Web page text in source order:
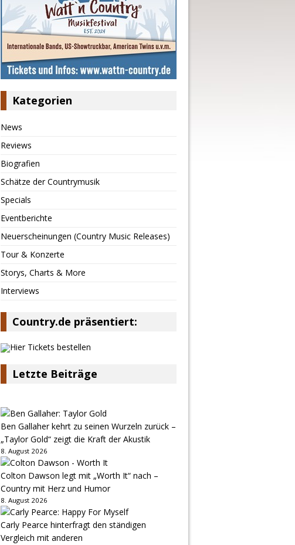
Kategorien
News
Reviews
Biografien
Schätze der Countrymusik
Specials
Eventberichte
Neuerscheinungen (Country Music Releases)
Tour & Konzerte
Storys, Charts & More
Interviews
Country.de präsentiert:
Letzte Beiträge
Ben Gallaher kehrt zu seinen Wurzeln zurück –
„Taylor Gold“ zeigt die Kraft der Akustik
8. August 2026
Colton Dawson legt mit „Worth It“ nach –
Country mit Herz und Humor
8. August 2026
Carly Pearce hinterfragt den ständigen
Vergleich mit anderen